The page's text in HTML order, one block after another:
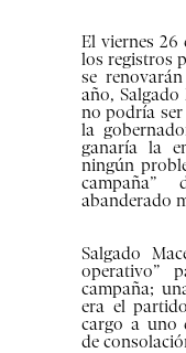
El viernes 26
los registros
se
año,
no podría ser
la
ganaría la
ningún
abanderado
Salgado
operativo”
campaña;
era el
cargo a uno
de